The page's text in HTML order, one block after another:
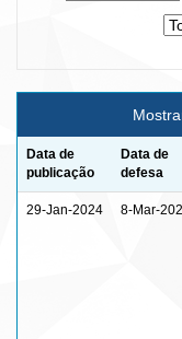
Data de
publicação
Data de
defesa
29-Jan-2024 8-Mar-